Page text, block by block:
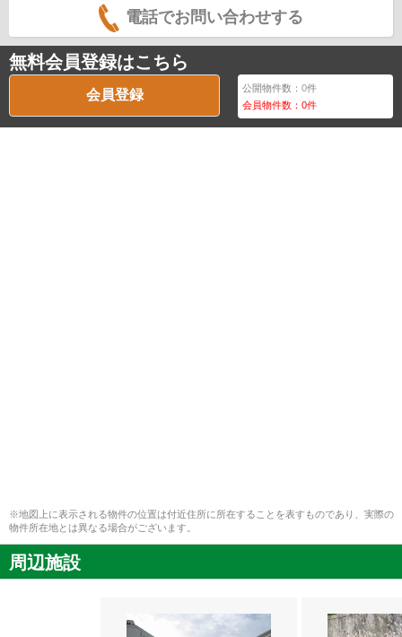
電話でお問い合わせする
無料会員登録はこちら
会員登録 公開物件数：0件
会員物件数：0件
※地図上に表示される物件の位置は付近住所に所在することを表すものであり、実際の
物件所在地とは異なる場合がございます。
周辺施設